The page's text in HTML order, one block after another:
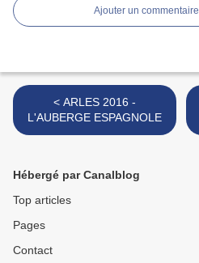
Ajouter un commentaire
< ARLES 2016 -
L'AUBERGE ESPAGNOLE
Hébergé par Canalblog
Top articles
Pages
Contact